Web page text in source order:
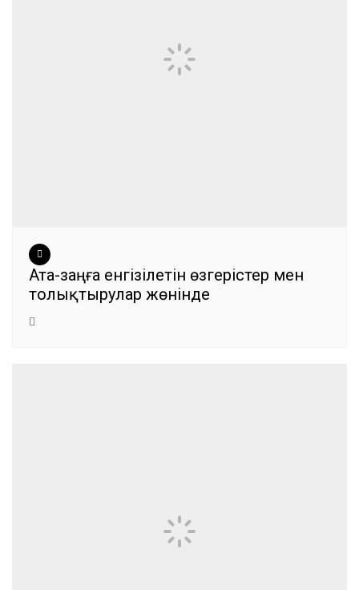
Ата-заңға енгізілетін өзгерістер мен
толықтырулар жөнінде